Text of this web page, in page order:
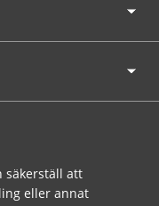
säkerställ att
eller annat